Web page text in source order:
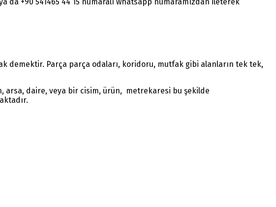
demektir. Parça parça odaları, koridoru, mutfak gibi alanların tek tek,
arsa, daire, veya bir cisim, ürün, metrekaresi bu şekilde